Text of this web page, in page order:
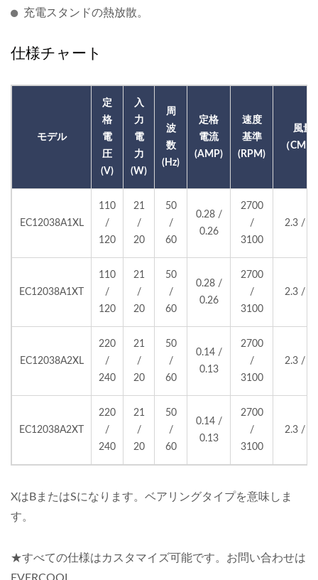
充電スタンドの熱放散。
仕様チャート
モデル
定
格
電
圧
(V)
入
力
電
力
(W)
周
波
数
(Hz)
定格
電流
(AMP)
速度
基準
(RPM)
風量
（CMM
EC12038A1XL
110
/
120
21
/
20
50
/
60
0.28 /
0.26
2700
/
3100
2.3 /
EC12038A1XT
110
/
120
21
/
20
50
/
60
0.28 /
0.26
2700
/
3100
2.3 /
EC12038A2XL
220
/
240
21
/
20
50
/
60
0.14 /
0.13
2700
/
3100
2.3 /
EC12038A2XT
220
/
240
21
/
20
50
/
60
0.14 /
0.13
2700
/
3100
2.3 /
XはBまたはSになります。ベアリングタイプを意味しま
す。
★すべての仕様はカスタマイズ可能です。お問い合わせは